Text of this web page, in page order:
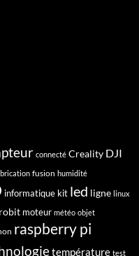
connecté Creality DJI
fusion humidité
informatique kit led ligne linux
moteur météo objet
raspberry pi
température test